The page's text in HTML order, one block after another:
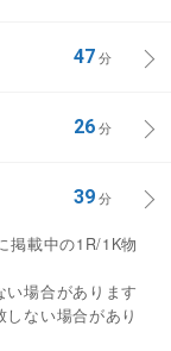
47分
26分
39分
掲載中の1R/1K物
場合があります
ない場合があり